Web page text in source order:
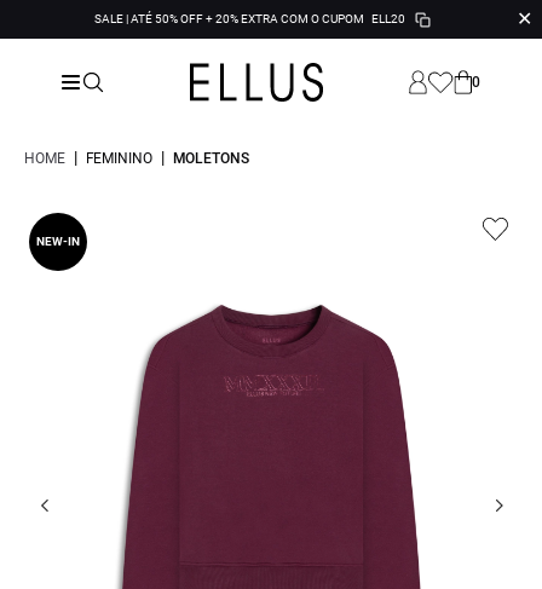
SALE | ATÉ 50% OFF + 20% EXTRA COM O CUPOM ELL20 ✕
0
HOME | FEMININO | MOLETONS
NEW-IN